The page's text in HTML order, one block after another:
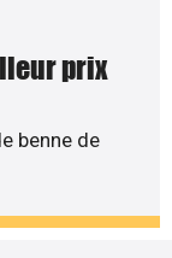
prix
benne de